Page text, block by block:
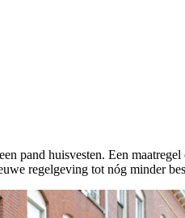
pand huisvesten. Een
regelgeving tot nóg minder